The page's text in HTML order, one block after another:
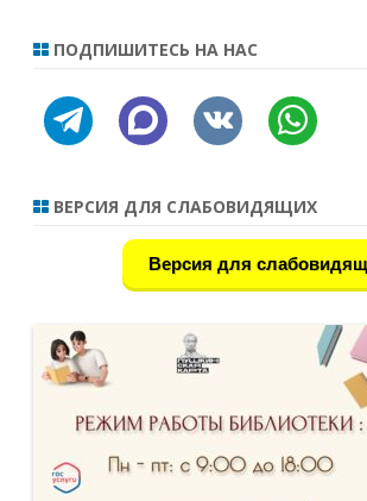
ПОДПИШИТЕСЬ НА НАС
telegram discourse vkontakte whatsapp
ВЕРСИЯ ДЛЯ СЛАБОВИДЯЩИХ
Версия для